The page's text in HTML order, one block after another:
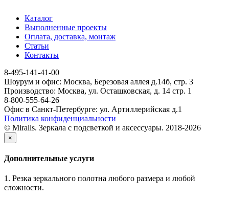
Каталог
Выполненные проекты
Оплата, доставка, монтаж
Статьи
Контакты
8-495-141-41-00
Шоурум и офис: Москва, Березовая аллея д.14б, стр. 3
Производство: Москва, ул. Осташковская, д. 14 стр. 1
8-800-555-64-26
Офис в Санкт-Петербурге: ул. Артиллерийская д.1
Политика конфиденциальности
© Miralls. Зеркала с подсветкой и аксессуары. 2018-2026
×
Дополнительные услуги
1. Резка зеркального полотна любого размера и любой
сложности.